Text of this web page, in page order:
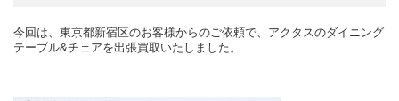
今回は、東京都新宿区のお客様からのご依頼で、アクタスのダイニング
テーブル&チェアを出張買取いたしました。